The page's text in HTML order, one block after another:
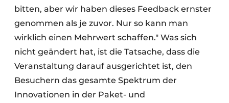
bitten, aber wir haben dieses Feedback ernster
genommen als je zuvor. Nur so kann man
wirklich einen Mehrwert schaffen." Was sich
nicht geändert hat, ist die Tatsache, dass die
Veranstaltung darauf ausgerichtet ist, den
Besuchern das gesamte Spektrum der
Innovationen in der Paket- und